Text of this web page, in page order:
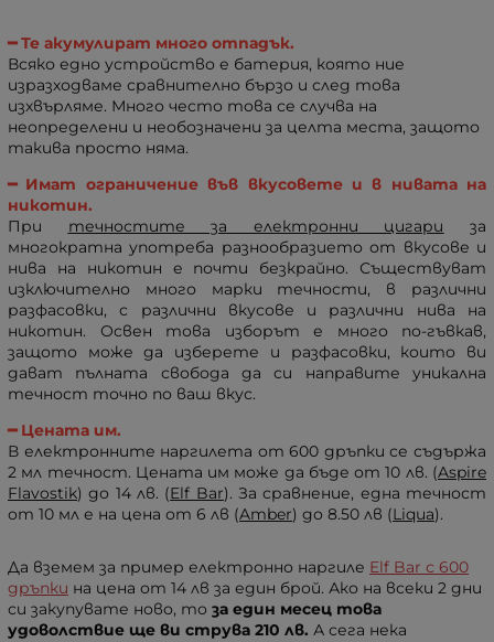
━ Те акумулират много отпадък.
Всяко едно устройство е батерия, която ние
изразходваме сравнително бързо и след това
изхвърляме. Много често това се случва на
неопределени и необозначени за целта места, защото
такива просто няма.
━ Имат ограничение във вкусовете и в нивата на
никотин.
При течностите за електронни цигари за
многократна употреба разнообразието от вкусове и
нива на никотин е почти безкрайно. Съществуват
изключително много марки течности, в различни
разфасовки, с различни вкусове и различни нива на
никотин. Освен това изборът е много по-гъвкав,
защото може да изберете и разфасовки, които ви
дават пълната свобода да си направите уникална
течност точно по ваш вкус.
━ Цената им.
В електронните наргилета от 600 дръпки се съдържа
2 мл течност. Цената им може да бъде от 10 лв. (Aspire
Flavostik) до 14 лв. (Elf Bar). За сравнение, една течност
от 10 мл е на цена от 6 лв (Amber) до 8.50 лв (Liqua).
Да вземем за пример електронно наргиле Elf Bar с 600
дръпки на цена от 14 лв за един брой. Ако на всеки 2 дни
си закупувате ново, то за един месец това
удоволствие ще ви струва 210 лв. А сега нека